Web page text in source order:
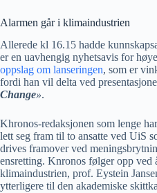
Alarmen går i klimaindustrien
Allerede kl 16.15 hadde
er en uavhengig nyhetsavis for
oppslag om lanseringen, som er
fordi han vil delta ved
Change».
Khronos-redaksjonen som lenge
lett seg fram til to ansatte ved UiS
drives framover ved
ensretting. Knronos følger opp ved
klimaindustrien, prof. Eystein
ytterligere til den akademiske